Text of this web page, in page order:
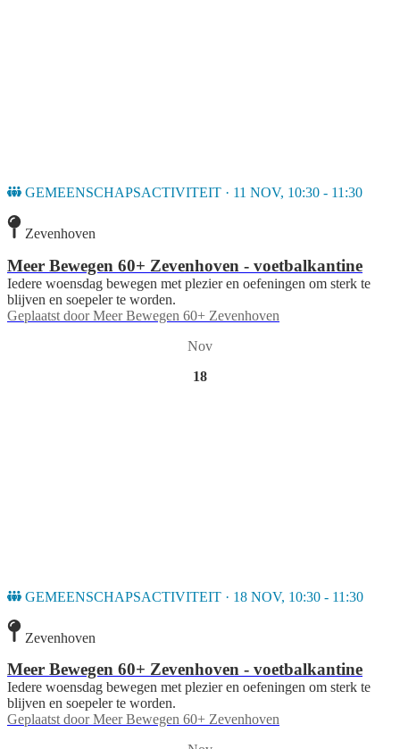
GEMEENSCHAPSACTIVITEIT · 11 NOV, 10:30 - 11:30
Zevenhoven
Meer Bewegen 60+ Zevenhoven - voetbalkantine
Iedere woensdag bewegen met plezier en oefeningen om sterk te
blijven en soepeler te worden.
Geplaatst door Meer Bewegen 60+ Zevenhoven
Nov
18
GEMEENSCHAPSACTIVITEIT · 18 NOV, 10:30 - 11:30
Zevenhoven
Meer Bewegen 60+ Zevenhoven - voetbalkantine
Iedere woensdag bewegen met plezier en oefeningen om sterk te
blijven en soepeler te worden.
Geplaatst door Meer Bewegen 60+ Zevenhoven